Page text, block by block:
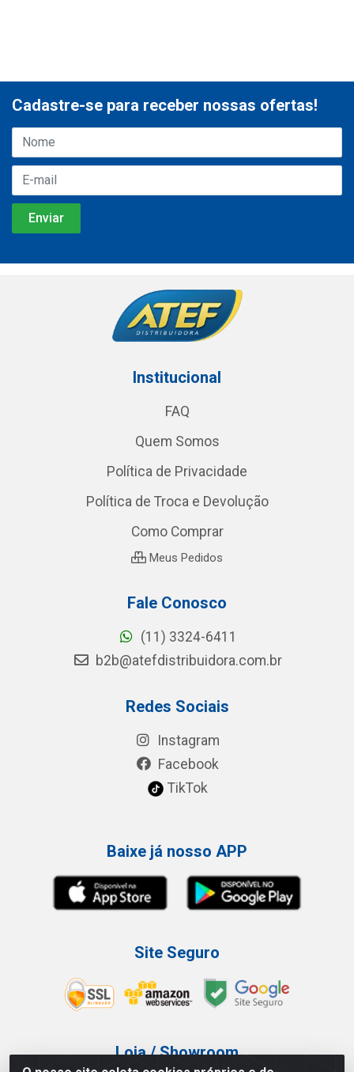
Cadastre-se para receber nossas ofertas!
Institucional
FAQ
Quem Somos
Política de Privacidade
Política de Troca e Devolução
Como Comprar
Meus Pedidos
Fale Conosco
(11) 3324-6411
b2b@atefdistribuidora.com.br
Redes Sociais
Instagram
Facebook
TikTok
Baixe já nosso APP
Site Seguro
Loja / Showroom